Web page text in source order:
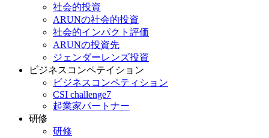
社会的投資
ARUNの社会的投資
社会的インパクト評価
ARUNの投資先
ジェンダーレンズ投資
ビジネスコンペテイション
ビジネスコンペティション
CSI challenge7
起業家パートナー
研修
研修